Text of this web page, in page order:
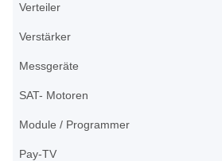
Verteiler
Verstärker
Messgeräte
SAT- Motoren
Module / Programmer
Pay-TV